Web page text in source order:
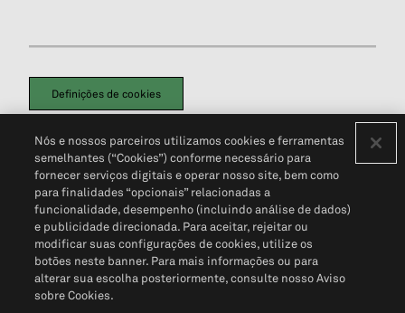
Definições de cookies
Política de PrivacidadePortal de privacidade do cliente (em inglês)
Não Venda Minhas Informações Pessoais© 2026 S&P Global
Nós e nossos parceiros utilizamos cookies e ferramentas
semelhantes (“Cookies”) conforme necessário para
fornecer serviços digitais e operar nosso site, bem como
para finalidades “opcionais” relacionadas a
funcionalidade, desempenho (incluindo análise de dados)
e publicidade direcionada. Para aceitar, rejeitar ou
modificar suas configurações de cookies, utilize os
botões neste banner. Para mais informações ou para
alterar sua escolha posteriormente, consulte nosso Aviso
sobre Cookies.